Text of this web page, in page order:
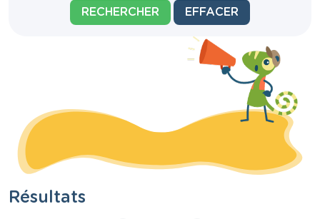
RECHERCHER EFFACER
Résultats